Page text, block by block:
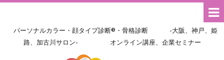
パーソナルカラー・顔タイプ診断®・骨格診断 -大阪、神戸、姫
路、加古川サロン- オンライン講座、企業セミナー